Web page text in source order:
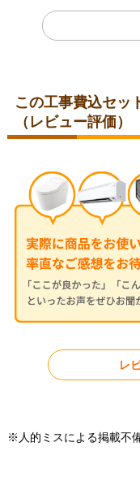
愛知県みよし市
パナソニック エコキ
HE-NS46KQS-IR-
京都府京都市
工
この工事費込セッ
（レビュー評価）
レ
※人的ミスによる掲載不